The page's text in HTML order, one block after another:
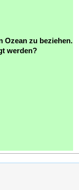
Ozean zu beziehen.
werden?